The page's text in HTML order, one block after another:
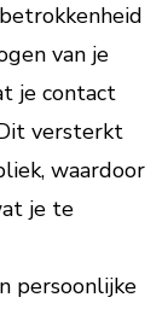
van je
je contact
versterkt
waardoor
je te
persoonlijke